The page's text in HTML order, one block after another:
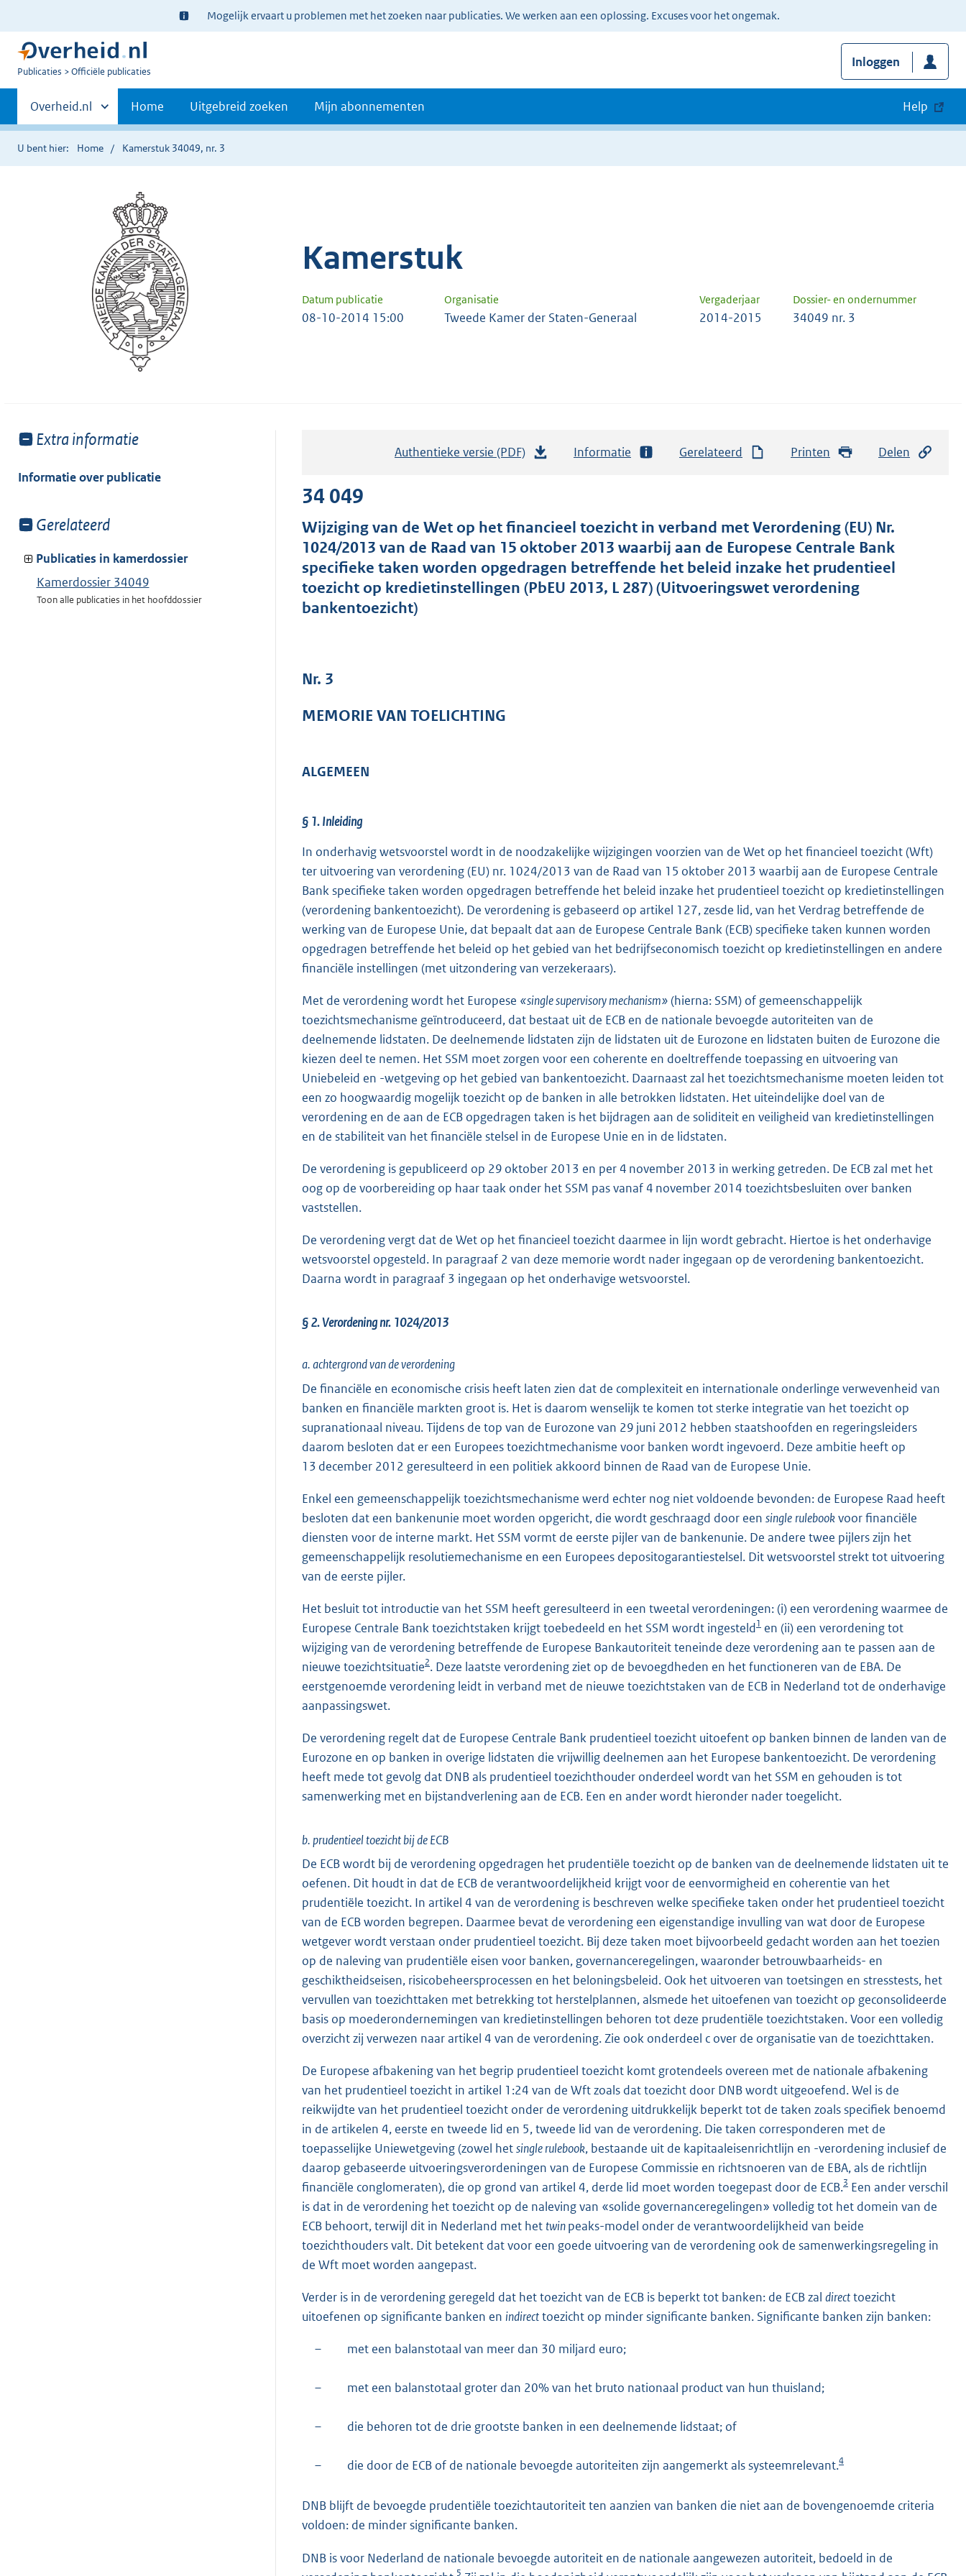
Ter
informatie:
Mogelijk ervaart u problemen met het zoeken naar publicaties. We werken aan een oplossing. Excuses voor het ongemak.
U
Publicaties Officiële publicaties
Inloggen
Primaire
navigatie
Andere
sites
binnen
Overheid.nl Home Uitgebreid zoeken Mijn abonnementen Help
U bent hier: Home Kamerstuk 34049, nr. 3
Kamerstuk
Datum publicatie Organisatie Vergaderjaar Dossier- en ondernummer
08-10-2014 15:00 Tweede Kamer der Staten-Generaal 2014-2015 34049 nr. 3
Toon
van:
Extra informatie
Informatie over publicatie
Toon
van:
Gerelateerd
Publicaties in kamerdossier
Kamerdossier 34049
Toon alle publicaties in het hoofddossier
Authentieke versie (PDF)
a
n
d
s
Informatie Gerelateerd Printen Delen
34 049
Wijziging van de Wet op het financieel toezicht in verband met Verordening (EU) Nr.
1024/2013 van de Raad van 15 oktober 2013 waarbij aan de Europese Centrale Bank
specifieke taken worden opgedragen betreffende het beleid inzake het prudentieel
toezicht op kredietinstellingen (PbEU 2013, L 287) (Uitvoeringswet verordening
bankentoezicht)
Nr. 3
MEMORIE VAN TOELICHTING
ALGEMEEN
§ 1. Inleiding
In onderhavig wetsvoorstel wordt in de noodzakelijke wijzigingen voorzien van de Wet op het financieel toezicht (Wft)
ter uitvoering van verordening (EU) nr. 1024/2013 van de Raad van 15 oktober 2013 waarbij aan de Europese Centrale
Bank specifieke taken worden opgedragen betreffende het beleid inzake het prudentieel toezicht op kredietinstellingen
(verordening bankentoezicht). De verordening is gebaseerd op artikel 127, zesde lid, van het Verdrag betreffende de
werking van de Europese Unie, dat bepaalt dat aan de Europese Centrale Bank (ECB) specifieke taken kunnen worden
opgedragen betreffende het beleid op het gebied van het bedrijfseconomisch toezicht op kredietinstellingen en andere
financiële instellingen (met uitzondering van verzekeraars).
Met de verordening wordt het Europese «single supervisory mechanism»(hierna: SSM) of gemeenschappelijk
toezichtsmechanisme geïntroduceerd, dat bestaat uit de ECB en de nationale bevoegde autoriteiten van de
deelnemende lidstaten. De deelnemende lidstaten zijn de lidstaten uit de Eurozone en lidstaten buiten de Eurozone die
kiezen deel te nemen. Het SSM moet zorgen voor een coherente en doeltreffende toepassing en uitvoering van
Uniebeleid en -wetgeving op het gebied van bankentoezicht. Daarnaast zal het toezichtsmechanisme moeten leiden tot
een zo hoogwaardig mogelijk toezicht op de banken in alle betrokken lidstaten. Het uiteindelijke doel van de
verordening en de aan de ECB opgedragen taken is het bijdragen aan de soliditeit en veiligheid van kredietinstellingen
en de stabiliteit van het financiële stelsel in de Europese Unie en in de lidstaten.
De verordening is gepubliceerd op 29 oktober 2013 en per 4 november 2013 in werking getreden. De ECB zal met het
oog op de voorbereiding op haar taak onder het SSM pas vanaf 4 november 2014 toezichtsbesluiten over banken
vaststellen.
De verordening vergt dat de Wet op het financieel toezicht daarmee in lijn wordt gebracht. Hiertoe is het onderhavige
wetsvoorstel opgesteld. In paragraaf 2 van deze memorie wordt nader ingegaan op de verordening bankentoezicht.
Daarna wordt in paragraaf 3 ingegaan op het onderhavige wetsvoorstel.
§ 2. Verordening nr. 1024/2013
a. achtergrond van de verordening
De financiële en economische crisis heeft laten zien dat de complexiteit en internationale onderlinge verwevenheid van
banken en financiële markten groot is. Het is daarom wenselijk te komen tot sterke integratie van het toezicht op
supranationaal niveau. Tijdens de top van de Eurozone van 29 juni 2012 hebben staatshoofden en regeringsleiders
daarom besloten dat er een Europees toezichtmechanisme voor banken wordt ingevoerd. Deze ambitie heeft op
13 december 2012 geresulteerd in een politiek akkoord binnen de Raad van de Europese Unie.
Enkel een gemeenschappelijk toezichtsmechanisme werd echter nog niet voldoende bevonden: de Europese Raad heeft
besloten dat een bankenunie moet worden opgericht, die wordt geschraagd door een single rulebookvoor financiële
diensten voor de interne markt. Het SSM vormt de eerste pijler van de bankenunie. De andere twee pijlers zijn het
gemeenschappelijk resolutiemechanisme en een Europees depositogarantiestelsel. Dit wetsvoorstel strekt tot uitvoering
van de eerste pijler.
Het besluit tot introductie van het SSM heeft geresulteerd in een tweetal verordeningen: (i) een verordening waarmee de
Europese Centrale Bank toezichtstaken krijgt toebedeeld en het SSM wordt ingesteld1 en (ii) een verordening tot
wijziging van de verordening betreffende de Europese Bankautoriteit teneinde deze verordening aan te passen aan de
nieuwe toezichtsituatie2. Deze laatste verordening ziet op de bevoegdheden en het functioneren van de EBA. De
eerstgenoemde verordening leidt in verband met de nieuwe toezichtstaken van de ECB in Nederland tot de onderhavige
aanpassingswet.
De verordening regelt dat de Europese Centrale Bank prudentieel toezicht uitoefent op banken binnen de landen van de
Eurozone en op banken in overige lidstaten die vrijwillig deelnemen aan het Europese bankentoezicht. De verordening
heeft mede tot gevolg dat DNB als prudentieel toezichthouder onderdeel wordt van het SSM en gehouden is tot
samenwerking met en bijstandverlening aan de ECB. Een en ander wordt hieronder nader toegelicht.
b. prudentieel toezicht bij de ECB
De ECB wordt bij de verordening opgedragen het prudentiële toezicht op de banken van de deelnemende lidstaten uit te
oefenen. Dit houdt in dat de ECB de verantwoordelijkheid krijgt voor de eenvormigheid en coherentie van het
prudentiële toezicht. In artikel 4 van de verordening is beschreven welke specifieke taken onder het prudentieel toezicht
van de ECB worden begrepen. Daarmee bevat de verordening een eigenstandige invulling van wat door de Europese
wetgever wordt verstaan onder prudentieel toezicht. Bij deze taken moet bijvoorbeeld gedacht worden aan het toezien
op de naleving van prudentiële eisen voor banken, governanceregelingen, waaronder betrouwbaarheids- en
geschiktheidseisen, risicobeheersprocessen en het beloningsbeleid. Ook het uitvoeren van toetsingen en stresstests, het
vervullen van toezichttaken met betrekking tot herstelplannen, alsmede het uitoefenen van toezicht op geconsolideerde
basis op moederondernemingen van kredietinstellingen behoren tot deze prudentiële toezichtstaken. Voor een volledig
overzicht zij verwezen naar artikel 4 van de verordening. Zie ook onderdeel c over de organisatie van de toezichttaken.
De Europese afbakening van het begrip prudentieel toezicht komt grotendeels overeen met de nationale afbakening
van het prudentieel toezicht in artikel 1:24 van de Wft zoals dat toezicht door DNB wordt uitgeoefend. Wel is de
reikwijdte van het prudentieel toezicht onder de verordening uitdrukkelijk beperkt tot de taken zoals specifiek benoemd
in de artikelen 4, eerste en tweede lid en 5, tweede lid van de verordening. Die taken corresponderen met de
toepasselijke Uniewetgeving (zowel hetsingle rulebook, bestaande uit de kapitaaleisenrichtlijn en -verordening inclusief de
daarop gebaseerde uitvoeringsverordeningen van de Europese Commissie en richtsnoeren van de EBA, als de richtlijn
financiële conglomeraten), die op grond van artikel 4, derde lid moet worden toegepast door de ECB.3 Een ander verschil
is dat in de verordening het toezicht op de naleving van «solide governanceregelingen» volledig tot het domein van de
ECB behoort, terwijl dit in Nederland met hettwinpeaks-model onder de verantwoordelijkheid van beide
toezichthouders valt. Dit betekent dat voor een goede uitvoering van de verordening ook de samenwerkingsregeling in
de Wft moet worden aangepast.
Verder is in de verordening geregeld dat het toezicht van de ECB is beperkt tot banken: de ECB zal directtoezicht
uitoefenen op significante banken en indirecttoezicht op minder significante banken. Significante banken zijn banken:
– met een balanstotaal van meer dan 30 miljard euro;
– met een balanstotaal groter dan 20% van het bruto nationaal product van hun thuisland;
– die behoren tot de drie grootste banken in een deelnemende lidstaat; of
– die door de ECB of de nationale bevoegde autoriteiten zijn aangemerkt als systeemrelevant.4
DNB blijft de bevoegde prudentiële toezichtautoriteit ten aanzien van banken die niet aan de bovengenoemde criteria
voldoen: de minder significante banken.
DNB is voor Nederland de nationale bevoegde autoriteit en de nationale aangewezen autoriteit, bedoeld in de
5